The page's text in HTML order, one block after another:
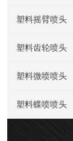
塑料摇臂喷头
塑料齿轮喷头
塑料微喷喷头
塑料蝶喷喷头